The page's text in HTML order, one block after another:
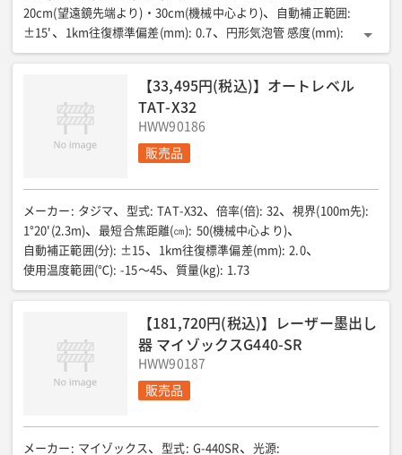
20cm(望遠鏡先端より)・30cm(機械中心より)
自動補正範囲 :
±15'
1km往復標準偏差(mm): 0.7 円形気泡管 感度(mm):
10'/2
使用温度範囲(℃): -20〜+50 質量(kg): 1.85
【33,495円(税込)】オートレベル
TAT-X32
HWW90186
販売品
メーカー : タジマ 型式: TAT-X32 倍率(倍): 32 視界(100m先):
1°20'(2.3m)
最短合焦距離(㎝): 50(機械中心より)
自動補正範囲(分): ±15 1km往復標準偏差(mm): 2.0
使用温度範囲(℃): -15〜45 質量(kg): 1.73
【181,720円(税込)】レーザー墨出し
器 マイゾックスG440-SR
HWW90187
販売品
メーカー : マイゾックス 型式: G-440SR 光源: